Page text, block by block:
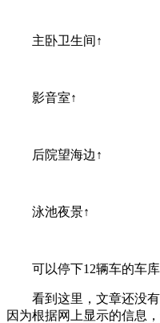
主卧卫生间↑
影音室↑
后院望海边↑
泳池夜景↑
可以停下12辆车的车库
看到这里，文章还没有
因为根据网上显示的信息